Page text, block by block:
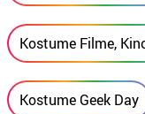
Kostume Filme,
Kostume Geek Day